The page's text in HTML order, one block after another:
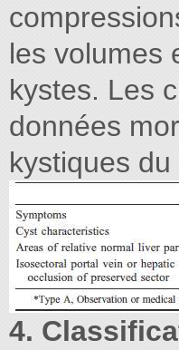
les volumes
kystes. Les
données
kystiques du
4.